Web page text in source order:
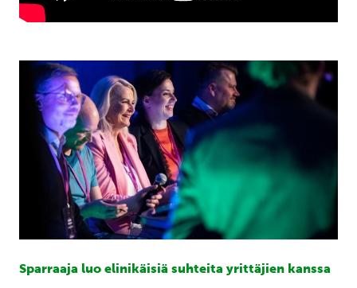
Sparraaja luo elinikäisiä suhteita yrittäjien kanssa